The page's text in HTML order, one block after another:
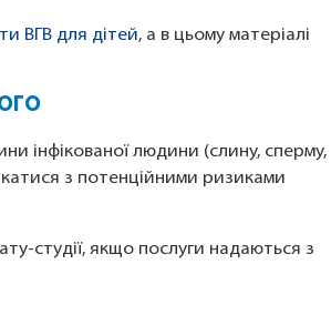
ВГВ для дітей, а в цьому матеріалі
інфікованої людини (слину, сперму,
з потенційними ризиками
студії, якщо послуги надаються з